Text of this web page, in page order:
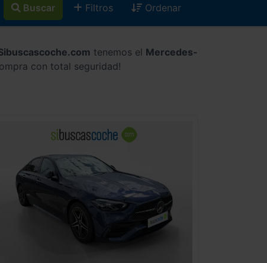
Buscar Filtros Ordenar
tenemos el Mercedes-
con total seguridad!